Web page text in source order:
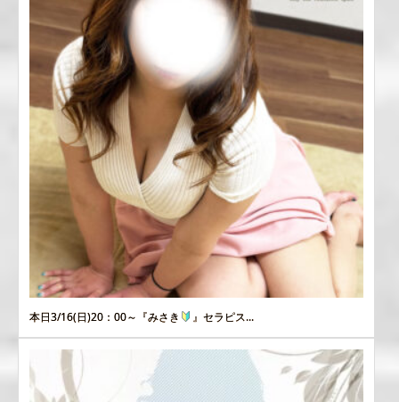
本日3/16(日)20：00～『みさき 』セラピス...